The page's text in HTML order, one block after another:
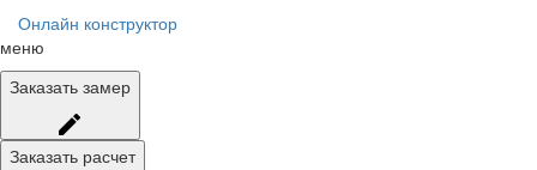
Онлайн конструктор
меню
Заказать замер
Заказать расчет